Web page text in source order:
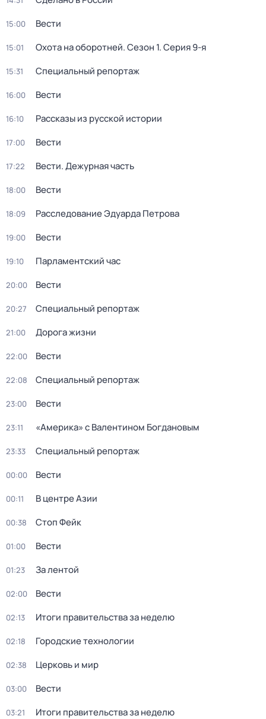
15:00 Вести
15:01 Охота на оборотней. Сезон 1. Серия 9-я
15:31 Специальный репортаж
16:00 Вести
16:10 Рассказы из русской истории
17:00 Вести
17:22 Вести. Дежурная часть
18:00 Вести
18:09 Расследование Эдуарда Петрова
19:00 Вести
19:10 Парламентский час
20:00 Вести
20:27 Специальный репортаж
21:00 Дорога жизни
22:00 Вести
22:08 Специальный репортаж
23:00 Вести
23:11 «Америка» с Валентином Богдановым
23:33 Специальный репортаж
00:00 Вести
00:11 В центре Азии
00:38 Стоп Фейк
01:00 Вести
01:23 За лентой
02:00 Вести
02:13 Итоги правительства за неделю
02:18 Городские технологии
02:38 Церковь и мир
03:00 Вести
03:21 Итоги правительства за неделю